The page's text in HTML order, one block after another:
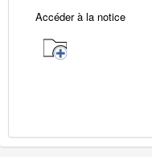
Accéder à la notice